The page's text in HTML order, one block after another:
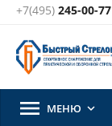
+7(495) 245-00-77
 МЕНЮ 